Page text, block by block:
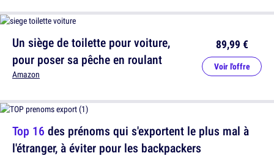
Un siège de toilette pour voiture,
pour poser sa pêche en roulant
Amazon
89,99 €
Voir l'offre
Top 16 des prénoms qui s'exportent le plus mal à
l'étranger, à éviter pour les backpackers